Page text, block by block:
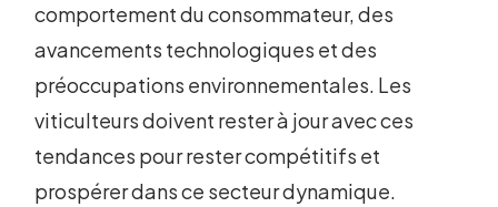
comportement du consommateur, des
avancements technologiques et des
préoccupations environnementales. Les
viticulteurs doivent rester à jour avec ces
tendances pour rester compétitifs et
prospérer dans ce secteur dynamique.